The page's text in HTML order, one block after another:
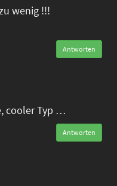
wenig !!!
Antworten
cooler Typ …
Antworten